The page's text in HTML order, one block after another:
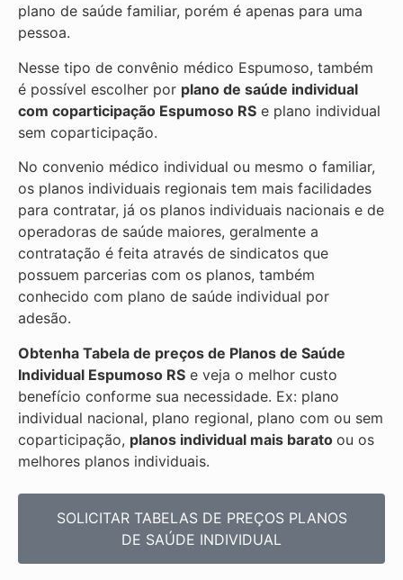
plano de saúde familiar, porém é apenas para uma
pessoa.
Nesse tipo de convênio médico Espumoso, também
é possível escolher por plano de saúde individual
com coparticipação Espumoso RS e plano individual
sem coparticipação.
No convenio médico individual ou mesmo o familiar,
os planos individuais regionais tem mais facilidades
para contratar, já os planos individuais nacionais e de
operadoras de saúde maiores, geralmente a
contratação é feita através de sindicatos que
possuem parcerias com os planos, também
conhecido com plano de saúde individual por
adesão.
Obtenha Tabela de preços de Planos de Saúde
Individual Espumoso RS e veja o melhor custo
benefício conforme sua necessidade. Ex: plano
individual nacional, plano regional, plano com ou sem
coparticipação, planos individual mais barato ou os
melhores planos individuais.
SOLICITAR TABELAS DE PREÇOS PLANOS
DE SAÚDE INDIVIDUAL